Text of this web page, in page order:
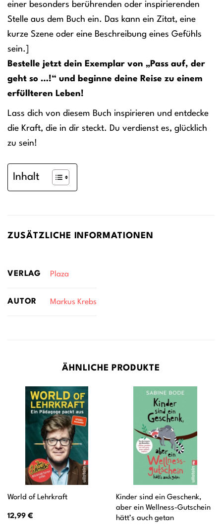
einer besonders berührenden oder inspirierenden
Stelle aus dem Buch ein. Das kann ein Zitat, eine
kurze Szene oder eine Beschreibung eines Gefühls
sein.]
Bestelle jetzt dein Exemplar von „Pass auf, der
geht so …!“ und beginne deine Reise zu einem
erfüllteren Leben!
Lass dich von diesem Buch inspirieren und entdecke
die Kraft, die in dir steckt. Du verdienst es, glücklich
zu sein!
Inhalt
ZUSÄTZLICHE INFORMATIONEN
VERLAG Plaza
AUTOR Markus Krebs
ÄHNLICHE PRODUKTE
World of Lehrkraft
12,99 €
Kinder sind ein Geschenk,
aber ein Wellness-Gutschein
hätt’s auch getan